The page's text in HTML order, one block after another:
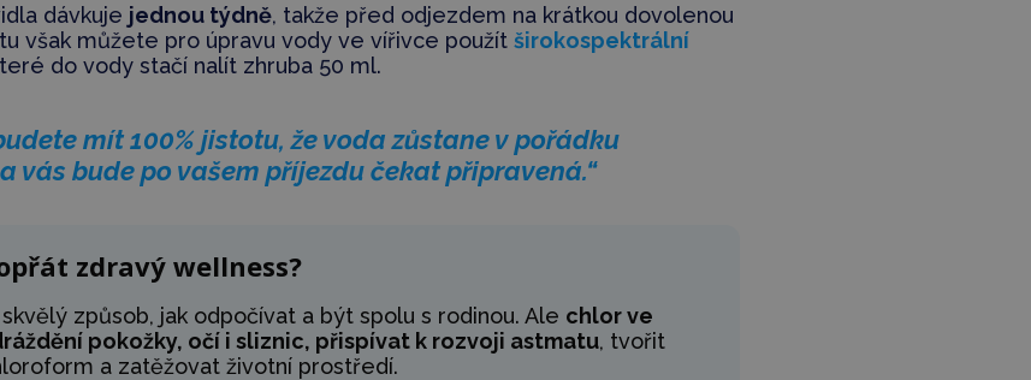
dávkuje jednou týdně, takže před odjezdem na krátkou dovolenou
však můžete pro úpravu vody ve vířivce použít širokospektrální
do vody stačí nalít zhruba 50 ml.
mít 100% jistotu, že voda zůstane v pořádku
vás bude po vašem příjezdu čekat připravená.“
zdravý wellness?
způsob, jak odpočívat a být spolu s rodinou. Ale chlor ve
pokožky, očí i sliznic, přispívat k rozvoji astmatu, tvořit
a zatěžovat životní prostředí.